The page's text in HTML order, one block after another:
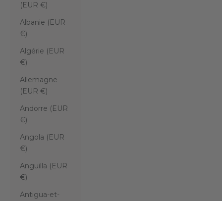
(EUR €)
Albanie (EUR
€)
Algérie (EUR
€)
Allemagne
(EUR €)
Andorre (EUR
€)
Angola (EUR
€)
Anguilla (EUR
€)
Antigua-et-